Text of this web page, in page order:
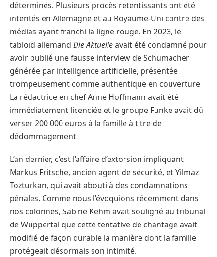
déterminés. Plusieurs procès retentissants ont été
intentés en Allemagne et au Royaume-Uni contre des
médias ayant franchi la ligne rouge. En 2023, le
tabloïd allemand Die Aktuelleavait été condamné pour
avoir publié une fausse interview de Schumacher
générée par intelligence artificielle, présentée
trompeusement comme authentique en couverture.
La rédactrice en chef Anne Hoffmann avait été
immédiatement licenciée et le groupe Funke avait dû
verser 200 000 euros à la famille à titre de
dédommagement.
L’an dernier, c’est l’affaire d’extorsion impliquant
Markus Fritsche, ancien agent de sécurité, et Yilmaz
Tozturkan, qui avait abouti à des condamnations
pénales. Comme nous l’évoquions récemment dans
nos colonnes, Sabine Kehm avait souligné au tribunal
de Wuppertal que cette tentative de chantage avait
modifié de façon durable la manière dont la famille
protégeait désormais son intimité.